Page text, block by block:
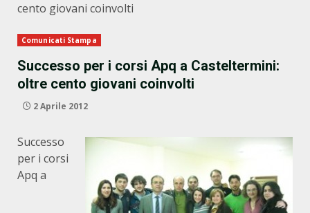
cento giovani coinvolti
Comunicati Stampa
Successo per i corsi Apq a Casteltermini:
oltre cento giovani coinvolti
2 Aprile 2012
Successo
per i corsi
Apq a